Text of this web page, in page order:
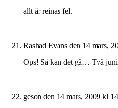
allt är reinas fel.
Rashad Evans den 14 mars,
Ops! Så kan det gå… Två
geson den 14 mars, 2009 kl